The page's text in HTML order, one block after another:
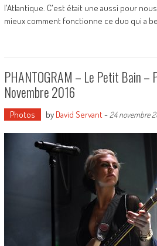
l'Atlantique. C'est était une aussi pour
mieux comment fonctionne ce duo qui a
PHANTOGRAM – Le Petit Bain –
Novembre 2016
Photos by David Servant- 24 novembre